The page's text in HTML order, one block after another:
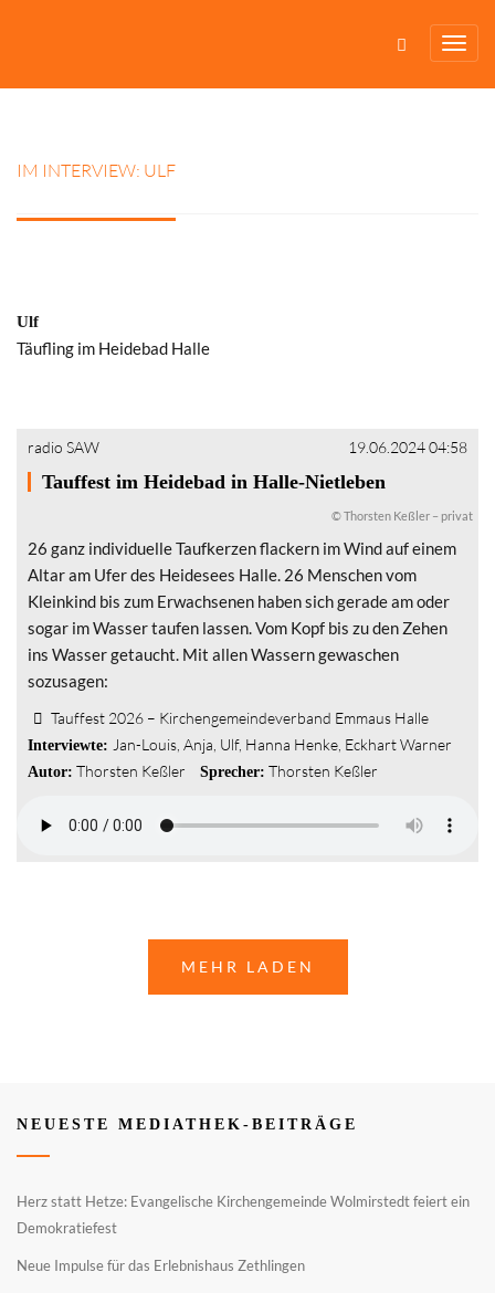
IM INTERVIEW: ULF
Ulf
Täufling im Heidebad Halle
radio SAW 19.06.2024 04:58
Tauffest im Heidebad in Halle-Nietleben
© Thorsten Keßler – privat
26 ganz individuelle Taufkerzen flackern im Wind auf einem
Altar am Ufer des Heidesees Halle. 26 Menschen vom
Kleinkind bis zum Erwachsenen haben sich gerade am oder
sogar im Wasser taufen lassen. Vom Kopf bis zu den Zehen
ins Wasser getaucht. Mit allen Wassern gewaschen
sozusagen:
Tauffest 2026 – Kirchengemeindeverband Emmaus Halle
Interviewte: Jan-Louis Anja Ulf, Hanna Henke Eckhart Warner
Autor: Thorsten Keßler Sprecher: Thorsten Keßler
MEHR LADEN
NEUESTE MEDIATHEK-BEITRÄGE
Herz statt Hetze: Evangelische Kirchengemeinde Wolmirstedt feiert ein
Demokratiefest
Neue Impulse für das Erlebnishaus Zethlingen